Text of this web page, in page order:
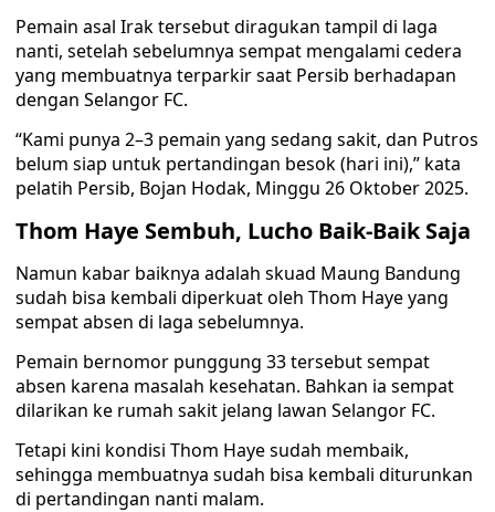
Pemain asal Irak tersebut diragukan tampil di laga
nanti, setelah sebelumnya sempat mengalami cedera
yang membuatnya terparkir saat Persib berhadapan
dengan Selangor FC.
“Kami punya 2–3 pemain yang sedang sakit, dan Putros
belum siap untuk pertandingan besok (hari ini),” kata
pelatih Persib, Bojan Hodak, Minggu 26 Oktober 2025.
Thom Haye Sembuh, Lucho Baik-Baik Saja
Namun kabar baiknya adalah skuad Maung Bandung
sudah bisa kembali diperkuat oleh Thom Haye yang
sempat absen di laga sebelumnya.
Pemain bernomor punggung 33 tersebut sempat
absen karena masalah kesehatan. Bahkan ia sempat
dilarikan ke rumah sakit jelang lawan Selangor FC.
Tetapi kini kondisi Thom Haye sudah membaik,
sehingga membuatnya sudah bisa kembali diturunkan
di pertandingan nanti malam.